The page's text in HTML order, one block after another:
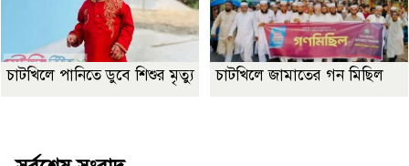
চাটখিলে পানিতে ডুবে শিশুর মৃত্যু চাটখিলে জামাতের গন মিছিল